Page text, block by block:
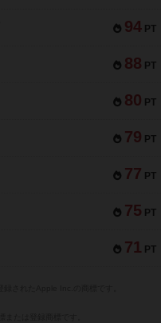
94 PT
88 PT
80 PT
79 PT
77 PT
75 PT
71 PT